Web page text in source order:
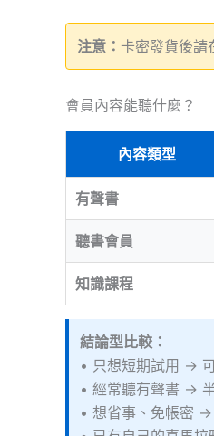
注意： 卡密發貨後請
會員內容能聽什麼？
內容類型
有聲書
聽書會員
知識課程
結論型比較：
• 只想短期試用 →
• 經常聽有聲書 →
• 想省事、免帳密 →